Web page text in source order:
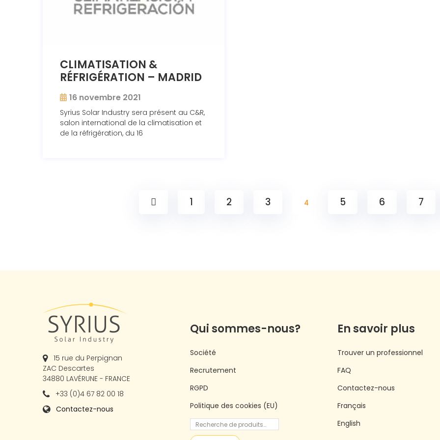
CLIMATISATION &
RÉFRIGÉRATION – MADRID
16 novembre 2021
Syrius Solar Industry sera présent au C&R,
salon international de la climatisation et
de la réfrigération, du 16
1 2 3 4 5 6 7
15 rue du Perpignan
ZAC Descartes
34880 LAVÉRUNE - FRANCE
+33 (0)4 67 82 00 18
Contactez-nous
Qui sommes-nous?
Société
Recrutement
RGPD
Politique des cookies (EU)
En savoir plus
Trouver un professionnel
FAQ
Contactez-nous
Français
English